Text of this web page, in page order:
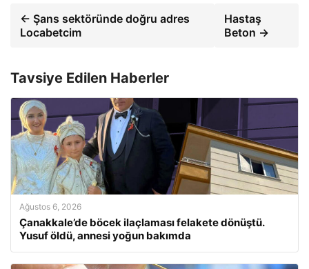
← Şans sektöründe doğru adres
Locabetcim
Hastaş
Beton →
Tavsiye Edilen Haberler
Ağustos 6, 2026
Çanakkale’de böcek ilaçlaması felakete dönüştü.
Yusuf öldü, annesi yoğun bakımda